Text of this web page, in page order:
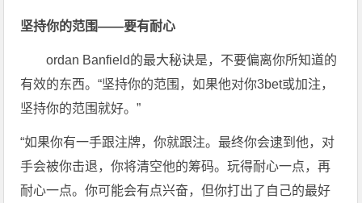
坚持你的范围——要有耐心
ordan Banfield的最大秘诀是，不要偏离你所知道的
有效的东西。“坚持你的范围，如果他对你3bet或加注，
坚持你的范围就好。”
“如果你有一手跟注牌，你就跟注。最终你会逮到他，对
手会被你击退，你将清空他的筹码。玩得耐心一点，再
耐心一点。你可能会有点兴奋，但你打出了自己的最好